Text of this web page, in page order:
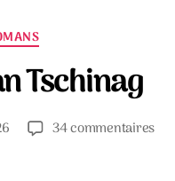
Tschinag
34 commentairessur